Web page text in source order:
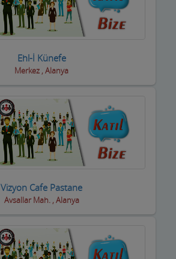
Ehl-İ Künefe
Merkez , Alanya
Vizyon Cafe Pastane
Avsallar Mah. , Alanya